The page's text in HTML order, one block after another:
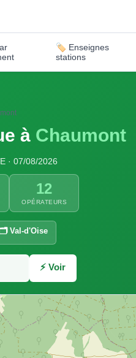
🏷️ Enseignes
stations
à Chaumont
· 07/08/2026
12
OPÉRATEURS
Val-d'Oise
⚡ Voir